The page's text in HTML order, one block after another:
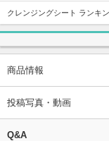
クレンジングシート ランキ
商品情報
投稿写真・動画
Q&A